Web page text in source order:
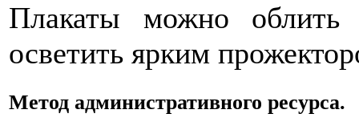
Плакаты можно облить
осветить ярким
Метод административного ресурса.